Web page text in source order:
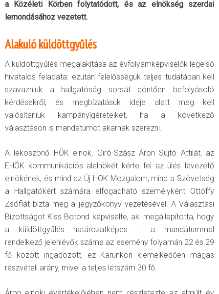
a Közéleti Körben folytatódott, és az elnökség szerdai
lemondásához vezetett.
Alakuló küldöttgyűlés
A küldöttgyűlés megalakítása az évfolyamképviselők legelső
hivatalos feladata: ezután felelősségük teljes tudatában kell
szavazniuk a hallgatóság sorsát döntően befolyásoló
kérdésekről, és megbízatásuk ideje alatt meg kell
valósítaniuk kampányígéreteiket, ha a következő
választáson is mandátumot akarnak szerezni.
A leköszönő HÖK elnök, Giró-Szász Áron Sujtó Attilát, az
EHÖK kommunikációs alelnökét kérte fel az ülés levezető
elnökének, és mind az Új HÖK Mozgalom, mind a Szövetség
a Hallgatókért számára elfogadható személyként Ottóffy
Zsófiát bízta meg a jegyzőkönyv vezetésével. A Választási
Bizottságot Kiss Botond képviselte, aki megállapította, hogy
a küldöttgyűlés határozatképes – a mandátummal
rendelkező jelenlévők száma az esemény folyamán 22 és 29
fő között ingadozott, ez Karunkon kiemelkedően magas
részvételi arány, mivel a teljes létszám 30 fő.